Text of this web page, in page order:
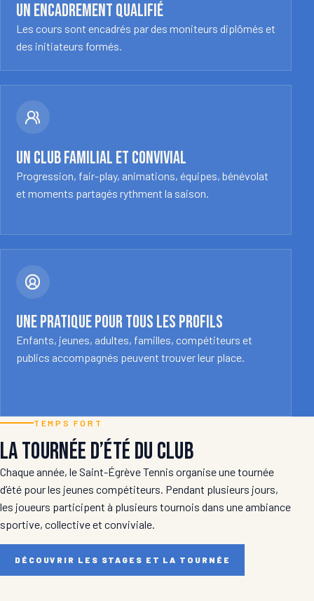
Un encadrement qualifié
Les cours sont encadrés par des moniteurs diplômés et
des initiateurs formés.
Un club familial et convivial
Progression, fair-play, animations, équipes, bénévolat
et moments partagés rythment la saison.
Une pratique pour tous les profils
Enfants, jeunes, adultes, familles, compétiteurs et
publics accompagnés peuvent trouver leur place.
TEMPS FORT
La tournée d’été du club
Chaque année, le Saint-Égrève Tennis organise une tournée
d’été pour les jeunes compétiteurs. Pendant plusieurs jours,
les joueurs participent à plusieurs tournois dans une ambiance
sportive, collective et conviviale.
DÉCOUVRIR LES STAGES ET LA TOURNÉE